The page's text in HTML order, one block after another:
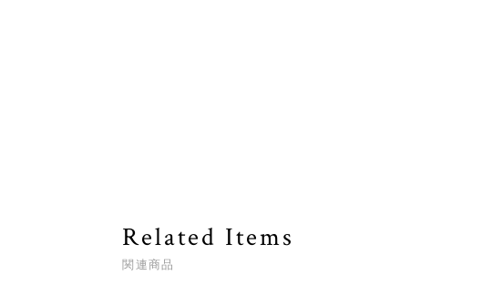
Related Items
関連商品